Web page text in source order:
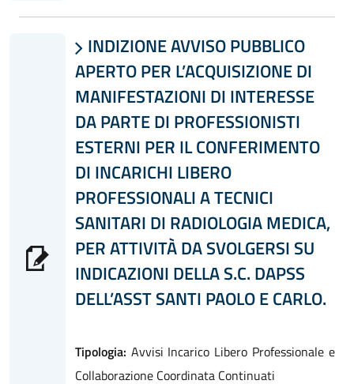
 INDIZIONE AVVISO PUBBLICO
APERTO PER L’ACQUISIZIONE DI
MANIFESTAZIONI DI INTERESSE
DA PARTE DI PROFESSIONISTI
ESTERNI PER IL CONFERIMENTO
DI INCARICHI LIBERO
PROFESSIONALI A TECNICI
SANITARI DI RADIOLOGIA MEDICA,
PER ATTIVITÀ DA SVOLGERSI SU
INDICAZIONI DELLA S.C. DAPSS
DELL’ASST SANTI PAOLO E CARLO.
Tipologia: Avvisi Incarico Libero Professionale e
Collaborazione Coordinata Continuati